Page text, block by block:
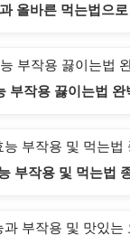
올바른 먹는법으
부작용 끓이는법 완
부작용 및 먹는법